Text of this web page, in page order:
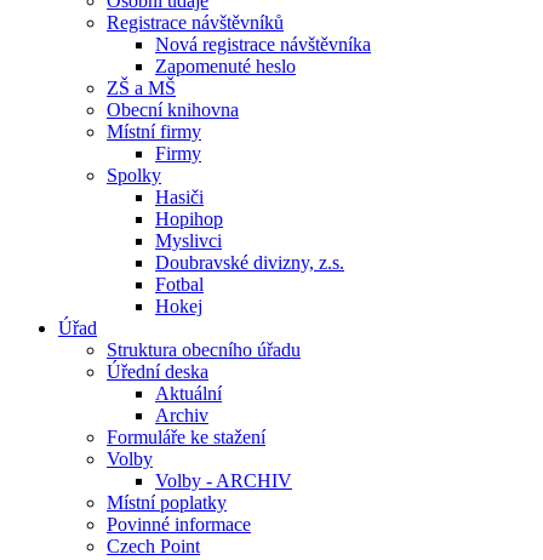
Registrace návštěvníků
Nová registrace návštěvníka
Zapomenuté heslo
ZŠ a MŠ
Obecní knihovna
Místní firmy
Firmy
Spolky
Hasiči
Hopihop
Myslivci
Doubravské divizny, z.s.
Fotbal
Hokej
Úřad
Struktura obecního úřadu
Úřední deska
Aktuální
Archiv
Formuláře ke stažení
Volby
Volby - ARCHIV
Místní poplatky
Povinné informace
Czech Point